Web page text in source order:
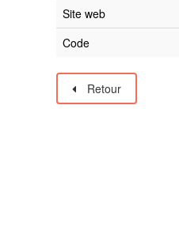
Site web
Code
Retour